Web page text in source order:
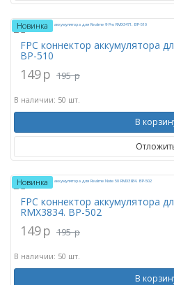
Новинка
FPC коннектор аккумулятора
BP-510
149p 195 p
В наличии: 50 шт.
В
Новинка
FPC коннектор аккумулятора
RMX3834. BP-502
149p 195 p
В наличии: 50 шт.
В